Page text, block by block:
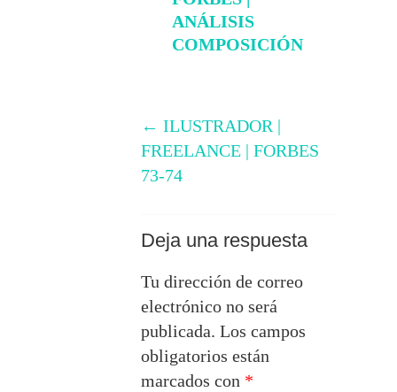
ANÁLISIS
COMPOSICIÓN
← ILUSTRADOR |
FREELANCE | FORBES
73-74
Deja una respuesta
Tu dirección de correo
electrónico no será
publicada. Los campos
obligatorios están
marcados con *